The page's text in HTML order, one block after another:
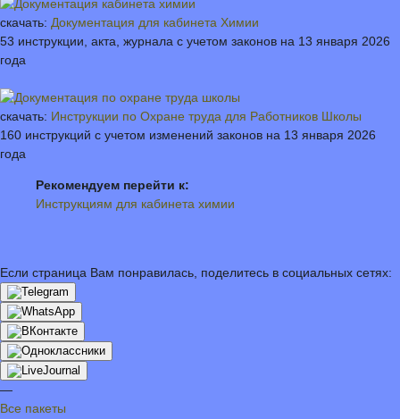
скачать: Документация для кабинета Химии
53 инструкции, акта, журнала с учетом законов на 13 января 2026
года
скачать: Инструкции по Охране труда для Работников Школы
160 инструкций с учетом изменений законов на 13 января 2026
года
Рекомендуем перейти к:
Инструкциям для кабинета химии
Если страница Вам понравилась, поделитесь в социальных сетях:
—
Все пакеты